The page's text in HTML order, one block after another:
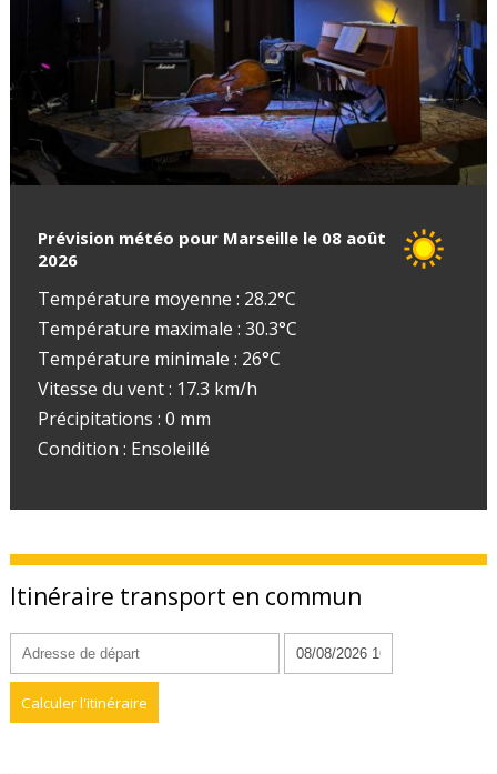
Prévision météo pour Marseille le 08 août
2026
Température moyenne : 28.2°C
Température maximale : 30.3°C
Température minimale : 26°C
Vitesse du vent : 17.3 km/h
Précipitations : 0 mm
Condition : Ensoleillé
Itinéraire transport en commun